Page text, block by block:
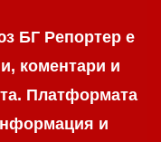
БГ Репортер е
коментари и
Платформата
и